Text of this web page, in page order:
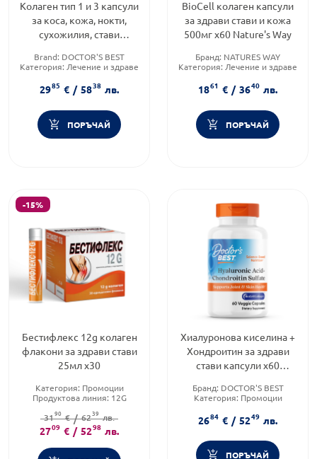
Колаген тип 1 и 3 капсули
за коса, кожа, нокти,
сухожилия, стави
Brand: DOCTOR'S BEST
Категория: Лечение и здраве
2985 € / 5838 лв.
ПОРЪЧАЙ
BioCell колаген капсули
за здрави стави и кожа
500мг х60 Nature's Way
Бранд: NATURES WAY
Категория: Лечение и здраве
1861 € / 3640 лв.
ПОРЪЧАЙ
-15%
Бестифлекс 12g колаген
флакони за здрави стави
25мл х30
Категория: Промоции
Продуктова линия: 12G
3190 € / 6239 лв.
2709 € / 5298 лв.
Хиалуронова киселина +
Хондроитин за здрави
стави капсули х60
Бранд: DOCTOR'S BEST
Категория: Промоции
2684 € / 5249 лв.
ПОРЪЧАЙ